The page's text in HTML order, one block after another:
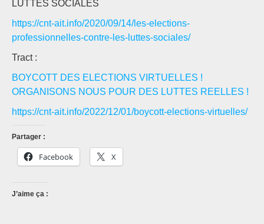
LUTTES SOCIALES
https://cnt-ait.info/2020/09/14/les-elections-
professionnelles-contre-les-luttes-sociales/
Tract :
BOYCOTT DES ELECTIONS VIRTUELLES !
ORGANISONS NOUS POUR DES LUTTES REELLES !
https://cnt-ait.info/2022/12/01/boycott-elections-virtuelles/
Partager :
Facebook X
J’aime ça :